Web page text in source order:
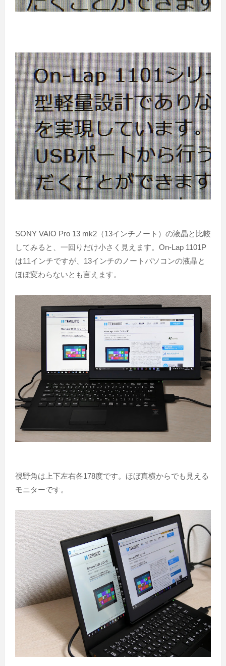
SONY VAIO Pro 13 mk2（13インチノート）の液晶と比較
してみると、一回りだけ小さく見えます。On-Lap 1101P
は11インチですが、13インチのノートパソコンの液晶と
ほぼ変わらないとも言えます。
視野角は上下左右各178度です。ほぼ真横からでも見える
モニターです。